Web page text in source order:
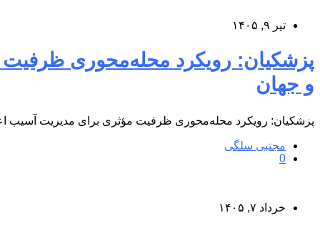
تیر ۹, ۱۴۰۵
و جهان
پزشکیان: رویکرد محله‌محوری ظرفیت مؤثری برای مدیریت آسیب
مجتبی سلگی
0
خرداد ۷, ۱۴۰۵